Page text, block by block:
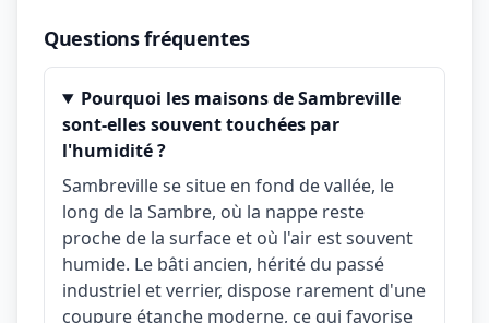
Questions fréquentes
Pourquoi les maisons de Sambreville
sont-elles souvent touchées par
l'humidité ?
Sambreville se situe en fond de vallée, le
long de la Sambre, où la nappe reste
proche de la surface et où l'air est souvent
humide. Le bâti ancien, hérité du passé
industriel et verrier, dispose rarement d'une
coupure étanche moderne, ce qui favorise